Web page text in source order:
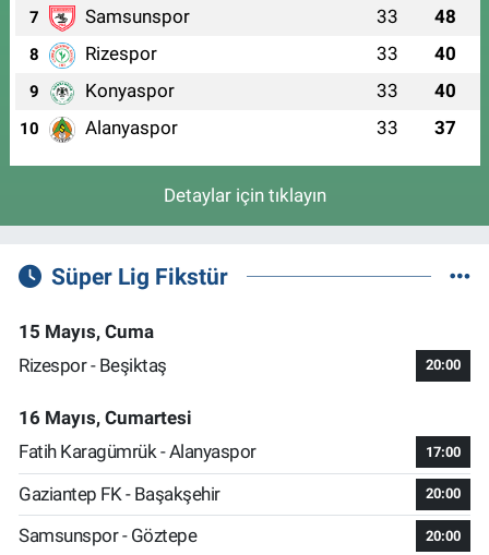
7 Samsunspor 33 48
8 Rizespor 33 40
9 Konyaspor 33 40
10 Alanyaspor 33 37
Detaylar için tıklayın
Süper Lig Fikstür
15 Mayıs, Cuma
Rizespor - Beşiktaş
20:00
16 Mayıs, Cumartesi
Fatih Karagümrük - Alanyaspor
17:00
Gaziantep FK - Başakşehir 20:00
Samsunspor - Göztepe 20:00